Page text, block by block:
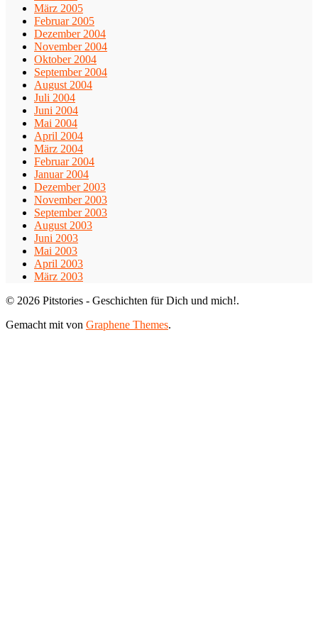
März 2005
Februar 2005
Dezember 2004
November 2004
Oktober 2004
September 2004
August 2004
Juli 2004
Juni 2004
Mai 2004
April 2004
März 2004
Februar 2004
Januar 2004
Dezember 2003
November 2003
September 2003
August 2003
Juni 2003
Mai 2003
April 2003
März 2003
© 2026 Pitstories - Geschichten für Dich und mich!.
Gemacht mit von Graphene Themes.